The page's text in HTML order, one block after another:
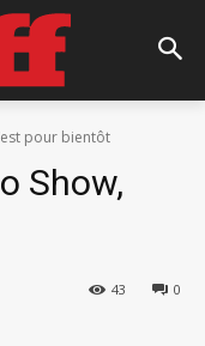
pour bientôt
Show,
0
43